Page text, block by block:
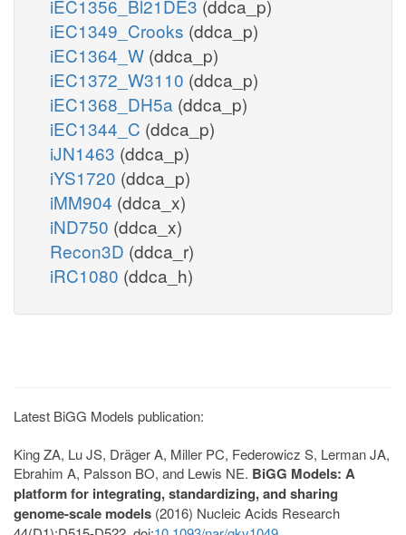
iEC1356_Bl21DE3 (ddca_p)
iEC1349_Crooks (ddca_p)
iEC1364_W (ddca_p)
iEC1372_W3110 (ddca_p)
iEC1368_DH5a (ddca_p)
iEC1344_C (ddca_p)
iJN1463 (ddca_p)
iYS1720 (ddca_p)
iMM904 (ddca_x)
iND750 (ddca_x)
Recon3D (ddca_r)
iRC1080 (ddca_h)
Latest BiGG Models publication:
King ZA, Lu JS, Dräger A, Miller PC, Federowicz S, Lerman JA,
Ebrahim A, Palsson BO, and Lewis NE. BiGG Models: A
platform for integrating, standardizing, and sharing
genome-scale models (2016) Nucleic Acids Research